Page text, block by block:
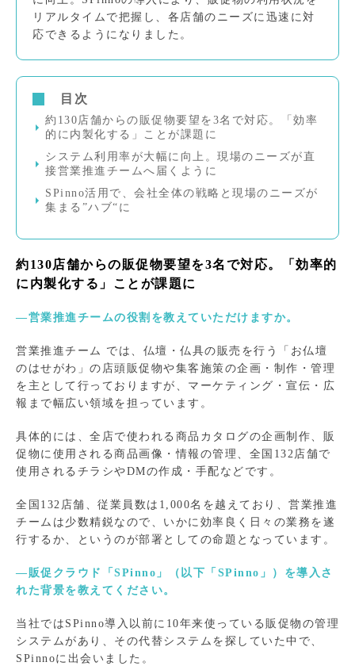
リアルタイムで把握し、各店舗のニーズに迅速に対
応できるようになりました。
目次
約130店舗からの販促物要望を3名で対応。「効率
的に内製化する」ことが課題に
システム利用率が大幅に向上。現場のニーズが直
接営業推進チームへ届くように
SPinno活用で、会社全体の戦略と現場のニーズが
集まる”ハブ“に
約130店舗からの販促物要望を3名で対応。「効率的
に内製化する」ことが課題に
―営業推進チームの役割を教えていただけますか。
営業推進チーム では、仏壇・仏具の販売を行う「お仏壇
のはせがわ」の店頭販促物や集客施策の企画・制作・管理
を主として行っておりますが、マーケティング・宣伝・広
報まで幅広い領域を担っています。
具体的には、全店で使われる商品カタログの企画制作、販
促物に使用される商品画像・情報の管理、全国132店舗で
使用されるチラシやDMの作成・手配などです。
全国132店舗、従業員数は1,000名を越えており、営業推進
チームは少数精鋭なので、いかに効率良く日々の業務を遂
行するか、というのが部署としての命題となっています。
―販促クラウド「SPinno」（以下「SPinno」）を導入さ
れた背景を教えてください。
当社ではSPinno導入以前に10年来使っている販促物の管理
システムがあり、その代替システムを探していた中で、
SPinnoに出会いました。